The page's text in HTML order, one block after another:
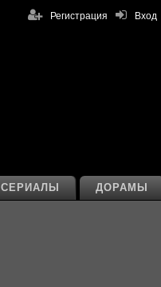
Вход
Регистрация
ДОРАМЫ
СЕРИАЛЫ